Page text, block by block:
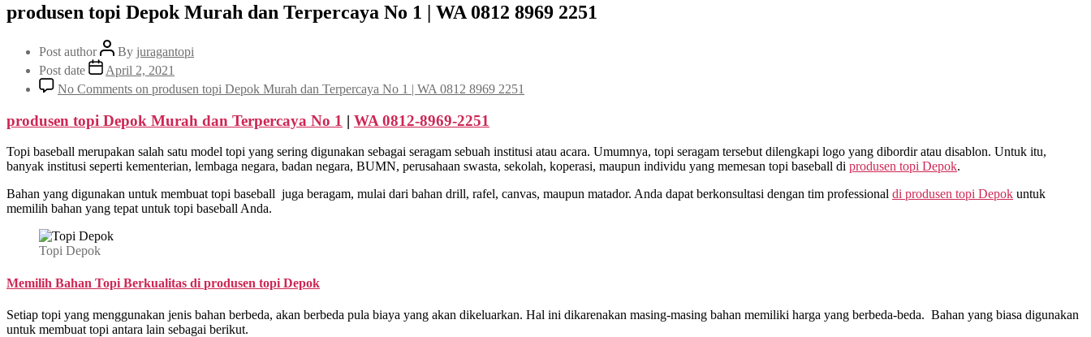
produsen topi Depok Murah dan Terpercaya No 1 | WA 0812 8969 2251
Post author By juragantopi
Post date
April 2, 2021
No Comments on produsen topi Depok Murah dan Terpercaya No 1 | WA 0812 8969 2251
produsen topi Depok Murah dan Terpercaya No 1 | WA 0812-8969-2251
Topi baseball merupakan salah satu model topi yang sering digunakan sebagai seragam sebuah institusi atau acara. Umumnya, topi seragam tersebut dilengkapi logo yang dibordir atau disablon. Untuk itu,
banyak institusi seperti kementerian, lembaga negara, badan negara, BUMN, perusahaan swasta, sekolah, koperasi, maupun individu yang memesan topi baseball di produsen topi Depok.
Bahan yang digunakan untuk membuat topi baseball juga beragam, mulai dari bahan drill, rafel, canvas, maupun matador. Anda dapat berkonsultasi dengan tim professional di produsen topi Depok untuk
memilih bahan yang tepat untuk topi baseball Anda.
Topi Depok
Memilih Bahan Topi Berkualitas di produsen topi Depok
Setiap topi yang menggunakan jenis bahan berbeda, akan berbeda pula biaya yang akan dikeluarkan. Hal ini dikarenakan masing-masing bahan memiliki harga yang berbeda-beda. Bahan yang biasa digunakan
untuk membuat topi antara lain sebagai berikut.